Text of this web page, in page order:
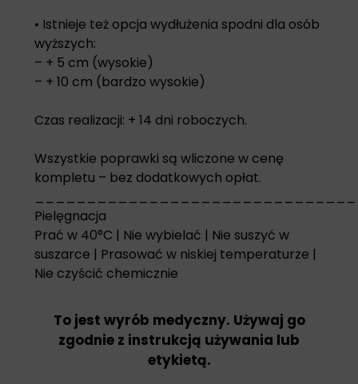
• Istnieje też opcja wydłużenia spodni dla osób
wyższych:
– + 5 cm (wysokie)
– + 10 cm (bardzo wysokie)
Czas realizacji: + 14 dni roboczych.
Wszystkie poprawki są wliczone w cenę
kompletu – bez dodatkowych opłat.
Pielęgnacja
Prać w 40°C | Nie wybielać | Nie suszyć w
suszarce | Prasować w niskiej temperaturze |
Nie czyścić chemicznie
To jest wyrób medyczny. Używaj go
zgodnie z instrukcją używania lub
etykietą.